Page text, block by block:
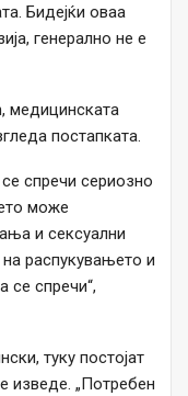
Бидејќи оваа
генерално не е
медицинската
постапката.
спречи сериозно
може
и сексуални
распукувањето и
се спречи“,
туку постојат
изведе. „Потребен